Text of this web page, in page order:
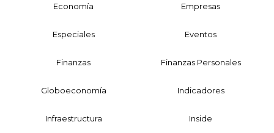
Economía Empresas
Especiales Eventos
Finanzas Finanzas Personales
Globoeconomía Indicadores
Infraestructura Inside